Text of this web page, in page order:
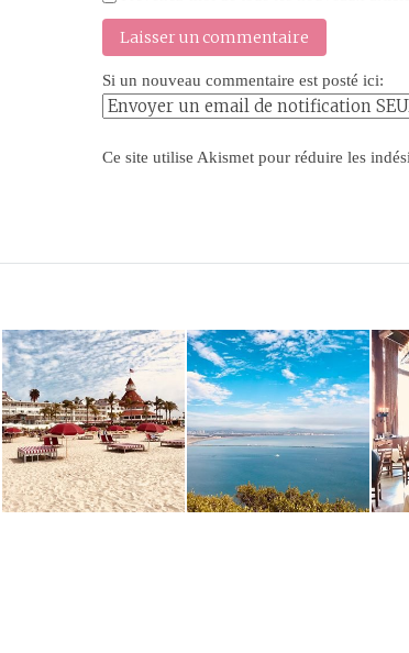
Si un nouveau commentaire est posté ici:
Ce site utilise Akismet pour réduire les